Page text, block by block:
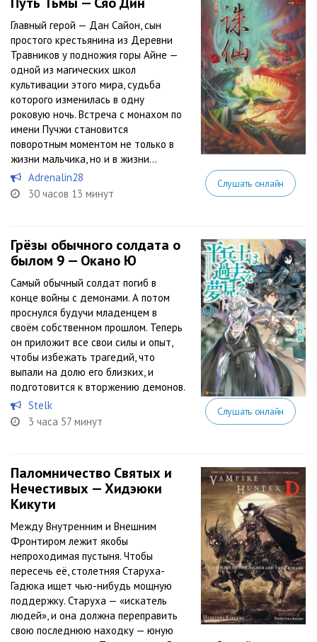
Главный герой — Дан Сайон, сын
простого крестьянина из Деревни
Травников у подножия горы Айне —
одной из магических школ
культивации этого мира, судьба
которого изменилась в одну
роковую ночь. Встреча с монахом по
имени Пучжи становится
поворотным моментом не только в
жизни мальчика, но и в жизни...
Adrenalin28
30 часов 13 минут
Слушать онлайн
Грёзы обычного солдата о
былом 9 — Окано Ю
Самый обычный солдат погиб в
конце войны с демонами. А потом
проснулся будучи младенцем в
своём собственном прошлом. Теперь
он приложит все свои силы и опыт,
чтобы избежать трагедий, что
выпали на долю его близких, и
подготовится к вторжению демонов.
Stelk
3 часа 57 минут
Слушать онлайн
Паломничество Святых и
Нечестивых — Хидэюки
Кикути
Между Внутренним и Внешним
Фронтиром лежит якобы
непроходимая пустыня. Чтобы
пересечь её, столетняя Старуха-
Гадюка ищет чью-нибудь мощную
поддержку. Старуха — «искатель
людей», и она должна переправить
свою последнюю находку — юную